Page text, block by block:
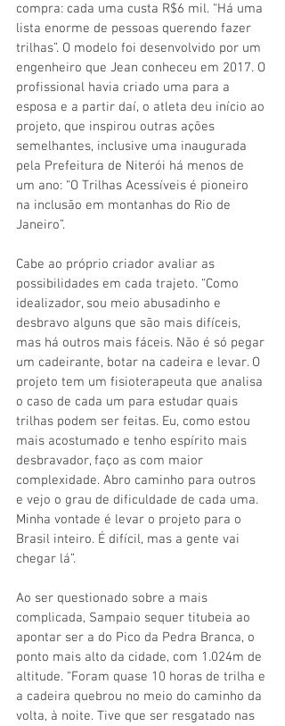
compra: cada uma custa R$6 mil. “Há uma
lista enorme de pessoas querendo fazer
trilhas”. O modelo foi desenvolvido por um
engenheiro que Jean conheceu em 2017. O
profissional havia criado uma para a
esposa e a partir daí, o atleta deu início ao
projeto, que inspirou outras ações
semelhantes, inclusive uma inaugurada
pela Prefeitura de Niterói há menos de
um ano: “O Trilhas Acessíveis é pioneiro
na inclusão em montanhas do Rio de
Janeiro”.
Cabe ao próprio criador avaliar as
possibilidades em cada trajeto. “Como
idealizador, sou meio abusadinho e
desbravo alguns que são mais difíceis,
mas há outros mais fáceis. Não é só pegar
um cadeirante, botar na cadeira e levar. O
projeto tem um fisioterapeuta que analisa
o caso de cada um para estudar quais
trilhas podem ser feitas. Eu, como estou
mais acostumado e tenho espírito mais
desbravador, faço as com maior
complexidade. Abro caminho para outros
e vejo o grau de dificuldade de cada uma.
Minha vontade é levar o projeto para o
Brasil inteiro. É difícil, mas a gente vai
chegar lá”.
Ao ser questionado sobre a mais
complicada, Sampaio sequer titubeia ao
apontar ser a do Pico da Pedra Branca, o
ponto mais alto da cidade, com 1.024m de
altitude. “Foram quase 10 horas de trilha e
a cadeira quebrou no meio do caminho da
volta, à noite. Tive que ser resgatado nas